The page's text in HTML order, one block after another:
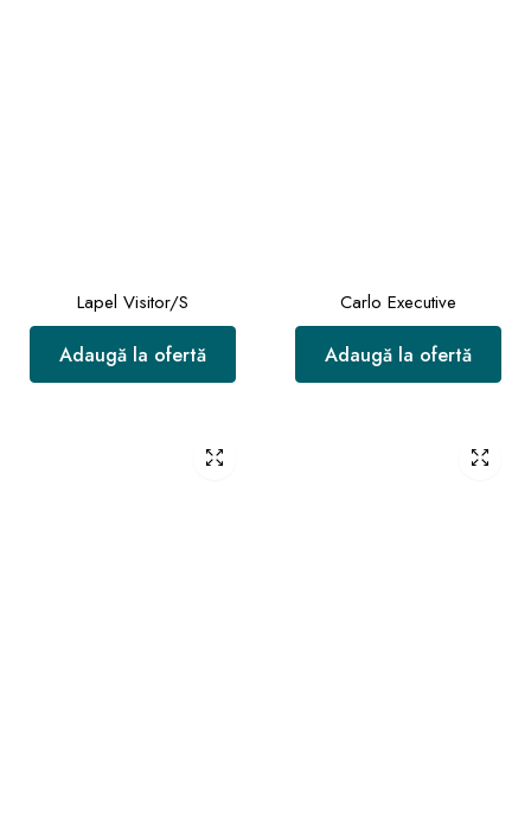
Lapel Visitor/S
Adaugă la ofertă
Carlo Executive
Adaugă la ofertă